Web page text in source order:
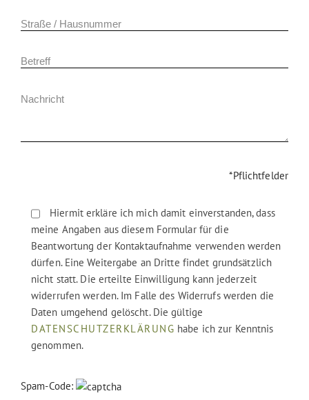
*Pflichtfelder
Hiermit erkläre ich mich damit einverstanden, dass
meine Angaben aus diesem Formular für die
Beantwortung der Kontaktaufnahme verwenden werden
dürfen. Eine Weitergabe an Dritte findet grundsätzlich
nicht statt. Die erteilte Einwilligung kann jederzeit
widerrufen werden. Im Falle des Widerrufs werden die
Daten umgehend gelöscht. Die gültige
DATENSCHUTZERKLÄRUNG habe ich zur Kenntnis
genommen.
Spam-Code: